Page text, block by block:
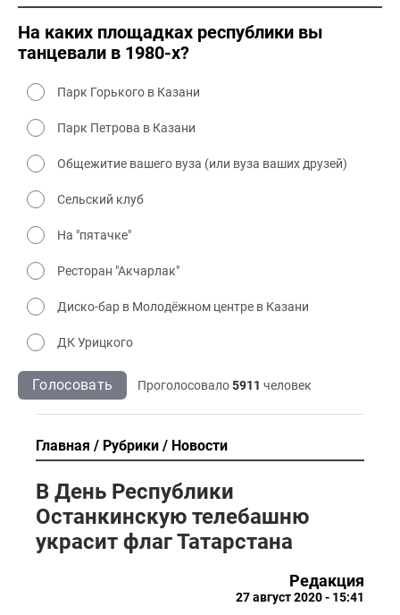
2000 культура
На каких площадках республики вы
танцевали в 1980-х?
Парк Горького в Казани
Парк Петрова в Казани
Общежитие вашего вуза (или вуза ваших друзей)
Сельский клуб
На "пятачке"
Ресторан "Акчарлак"
Диско-бар в Молодёжном центре в Казани
ДК Урицкого
Голосовать Проголосовало5911 человек
Главная Рубрики Новости
В День Республики
Останкинскую телебашню
украсит флаг Татарстана
Редакция
27 август 2020 - 15:41